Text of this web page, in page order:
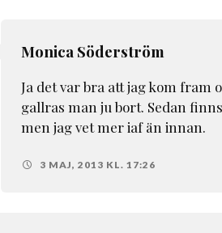
Monica Söderström
Ja det var bra att jag kom fram
gallras man ju bort. Sedan
men jag vet mer iaf än innan.
3 MAJ, 2013 KL. 17:26